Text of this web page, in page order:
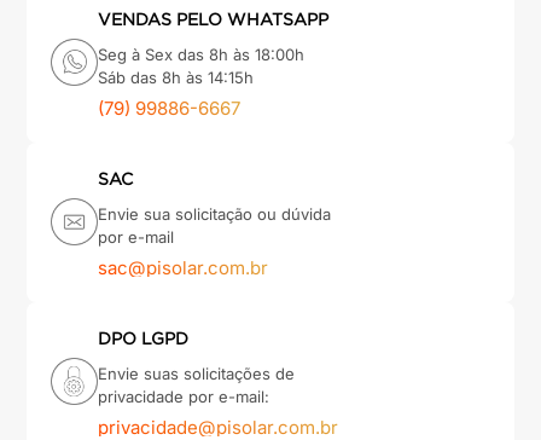
VENDAS PELO WHATSAPP
Seg à Sex das 8h às 18:00h
Sáb das 8h às 14:15h
(79) 99886-6667
SAC
Envie sua solicitação ou dúvida
por e-mail
sac@pisolar.com.br
DPO LGPD
Envie suas solicitações de
privacidade por e-mail:
privacidade@pisolar.com.br